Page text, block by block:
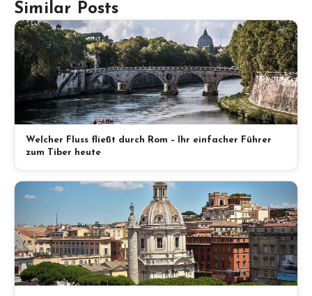
Similar Posts
Welcher Fluss fließt durch Rom – Ihr einfacher Führer
zum Tiber heute